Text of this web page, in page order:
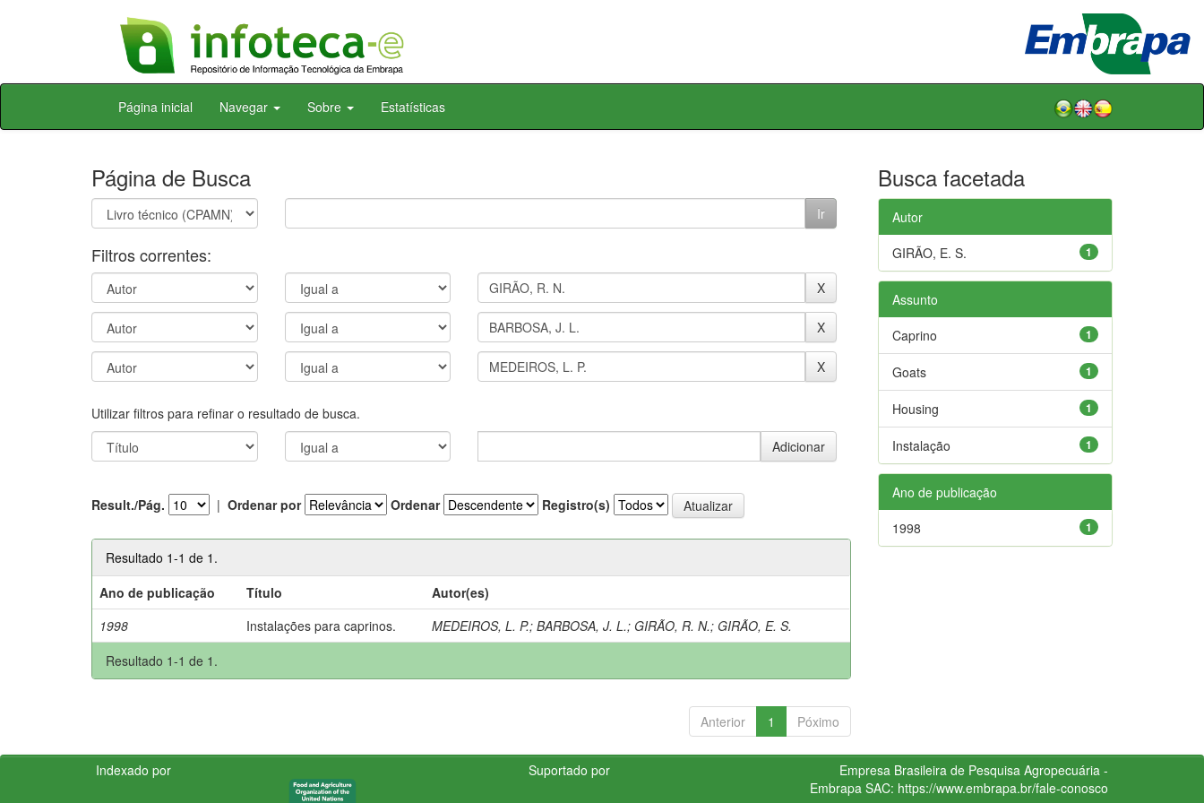
Skip
Página inicial Navegar Sobre Estatísticas
Página de Busca
Filtros correntes:
Utilizar filtros para refinar o resultado de busca.
Result./Pág. | Ordenar por Ordenar Registro(s)
Resultado 1-1 de 1.
Ano de publicação
Título
Autor(es)
1998
Instalações para caprinos. MEDEIROS, L. P.;BARBOSA, J. L.;GIRÃO, R. N.;GIRÃO, E. S.
Resultado 1-1 de 1.
Anterior 1 Póximo
Busca facetada
Autor
1
GIRÃO, E. S.
Assunto
1
Caprino
1
Goats
1
Housing
1
Instalação
Ano de publicação
1
1998
Indexado por Suportado por
Empresa Brasileira de Pesquisa Agropecuária -
Embrapa SAC: https://www.embrapa.br/fale-conosco